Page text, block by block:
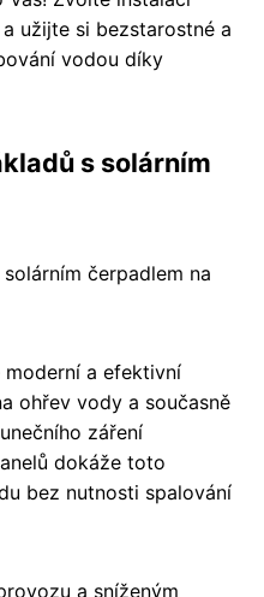
užijte si bezstarostné a
vodou díky
s solárním
čerpadlem na
a efektivní
ohřev vody a současně
záření
dokáže toto
bez nutnosti spalování
a sníženým